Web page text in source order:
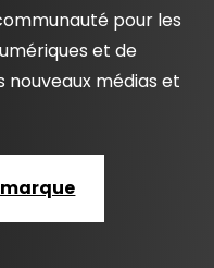
pour les
et de
nouveaux médias et